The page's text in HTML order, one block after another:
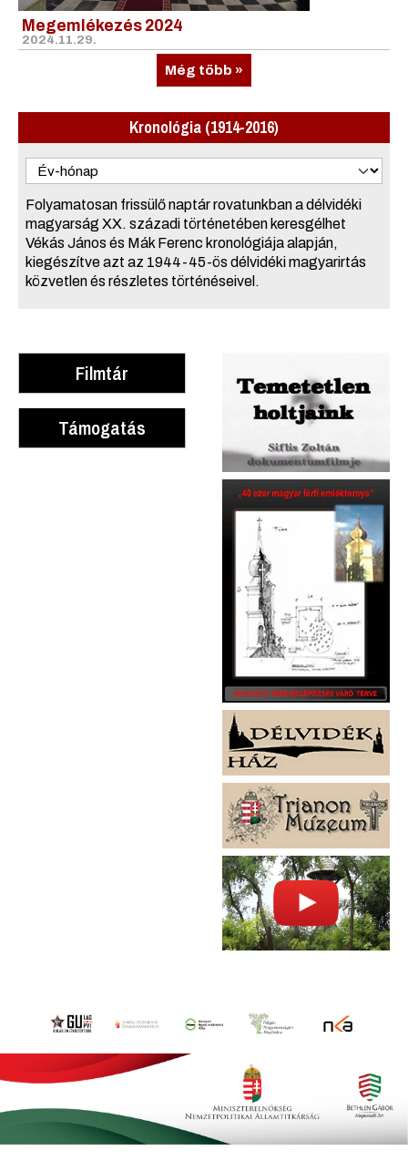
Filmtár
Támogatás
Megemlékezés 2024
2024.11.29.
Még több »
Kronológia (1914-2016)
Folyamatosan frissülő naptár rovatunkban a délvidéki
magyarság XX. századi történetében keresgélhet
Vékás János és Mák Ferenc kronológiája alapján,
kiegészítve azt az 1944-45-ös délvidéki magyarirtás
közvetlen és részletes történéseivel.